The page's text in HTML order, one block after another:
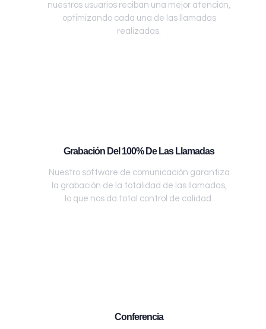
nuestros usuarios reciban una mejor atención,
optimizando cada una de las llamadas
realizadas.
Grabación Del 100% De Las Llamadas
Nuestro software de comunicación garantiza
la grabación de la totalidad de las llamadas,
lo que nos da total control de calidad.
Conferencia